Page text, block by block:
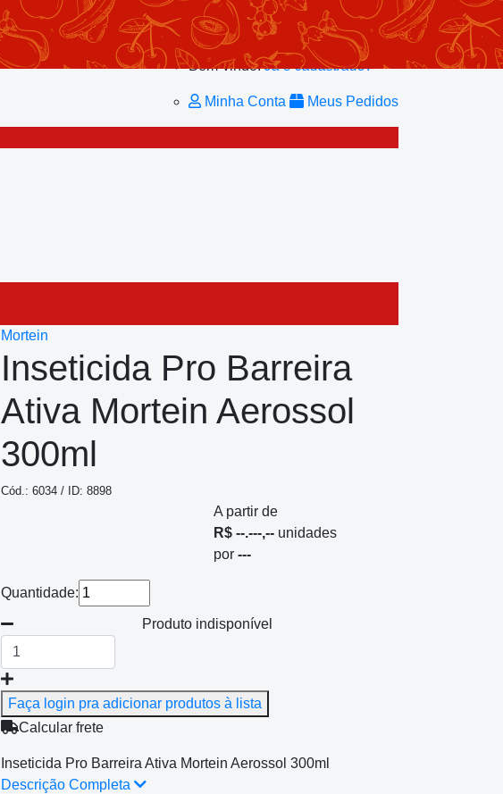
Repetir Pedido
Minha Conta
Bem-vindo!Já é cadastrado?
Minha Conta Meus Pedidos
Mortein
Inseticida Pro Barreira
Ativa Mortein Aerossol
300ml
Cód.: 6034 / ID: 8898
A partir de
R$ --.---,--unidades
por ---
Quantidade:
Produto indisponível
Faça login pra adicionar produtos à lista
Calcular frete
Inseticida Pro Barreira Ativa Mortein Aerossol 300ml
Descrição Completa